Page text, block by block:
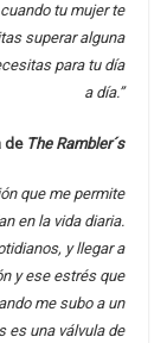
tu mujer te
superar alguna
para tu día
a día.”
de The Rambler´s
que me permite
en la vida diaria.
y llegar a
y ese estrés que
me subo a un
es una válvula de